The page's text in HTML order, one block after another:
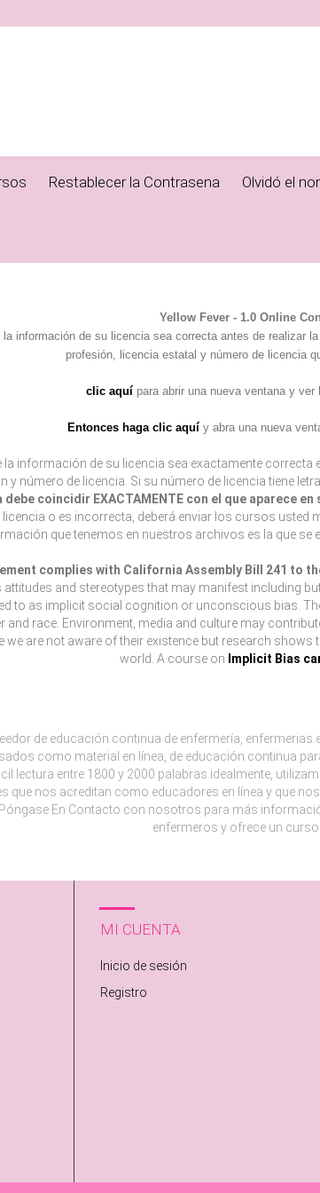
Restablecer la Contrasena Olvidó el
Yellow Fever - 1.0 Online
la información de su licencia sea correcta antes de realizar
profesión, licencia estatal y número de licencia
clic aquí para abrir una nueva ventana y
Entonces haga clic aquí y abra una nueva
la información de su licencia sea exactamente correcta
y número de licencia. Si su número de licencia tiene
coincidir EXACTAMENTE con el que aparece en
o es incorrecta, deberá enviar los cursos usted
que tenemos en nuestros archivos es la que se
complies with California Assembly Bill 241 to
and stereotypes that may manifest including
to as implicit social cognition or unconscious bias.
and race. Environment, media and culture may
we are not aware of their existence but research
world. A course on Implicit Bias
de educación continua de enfermería,
como material en línea, de educación continua
lectura entre 1800 y 2000 palabras idealmente,
que nos acreditan como educadores en línea y que
En Contacto con nosotros para más
enfermeros y ofrece un curso
MI CUENTA
Inicio de sesión
Registro